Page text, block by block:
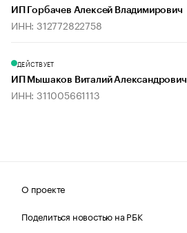
ИП Горбачев Алексей Владимирович
ИНН: 312772822758
ДЕЙСТВУЕТ
ИП Мышаков Виталий Александрович
ИНН: 311005661113
О проекте
Поделиться новостью на РБК